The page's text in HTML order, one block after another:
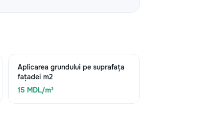
Aplicarea grundului pe suprafața
fațadei m2
15 MDL/m²